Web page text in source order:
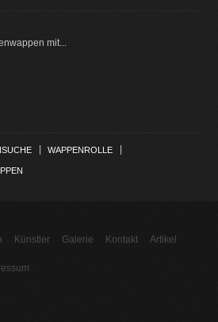
mit...
| WAPPENROLLE |
Künstler Galerie Kontakt Artikel